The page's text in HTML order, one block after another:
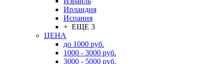
Ирландия
Испания
+ ЕЩЕ 3
ЦЕНА
до 1000 руб.
1000 - 3000 руб.
3000 - 5000 руб.